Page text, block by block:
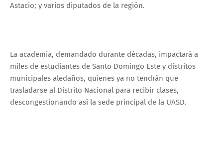
Astacio; y varios diputados de la región.
La academia, demandado durante décadas, impactará a
miles de estudiantes de Santo Domingo Este y distritos
municipales aledaños, quienes ya no tendrán que
trasladarse al Distrito Nacional para recibir clases,
descongestionando así la sede principal de la UASD.